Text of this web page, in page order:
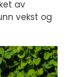
av
vekst og